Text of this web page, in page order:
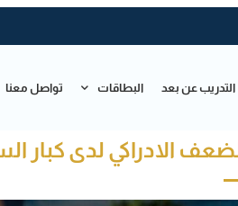
التدريب عن بعد البطاقات تواصل معنا
الادراكي لدى كبار